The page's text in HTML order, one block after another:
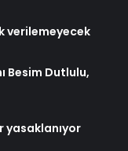
verilemeyecek
Besim Dutlulu,
yasaklanıyor